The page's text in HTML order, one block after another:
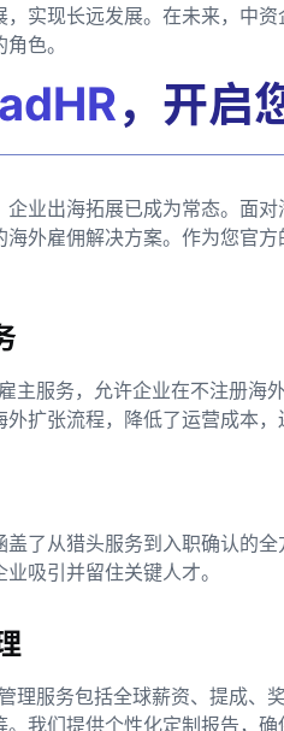
实现长远发展。在未来，中
色。
，开启
业出海拓展已成为常态。面
外雇佣解决方案。作为您官方
主服务，允许企业在不注册海
扩张流程，降低了运营成本，
了从猎头服务到入职确认的
吸引并留住关键人才。
理服务包括全球薪资、提成、
我们提供个性化定制报告，